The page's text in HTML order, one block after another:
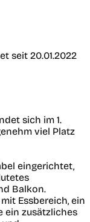
seit 20.01.2022
sich im 1.
viel Platz
eingerichtet,
Balkon.
Essbereich, ein
ein zusätzliches